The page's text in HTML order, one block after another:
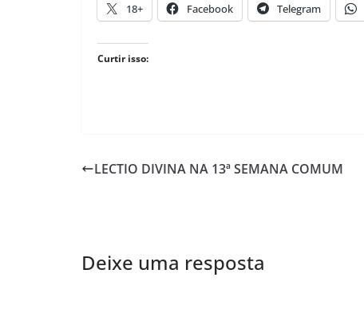
18+ Facebook Telegram
Curtir isso:
LECTIO DIVINA NA 13ª SEMANA COMUM
Deixe uma resposta